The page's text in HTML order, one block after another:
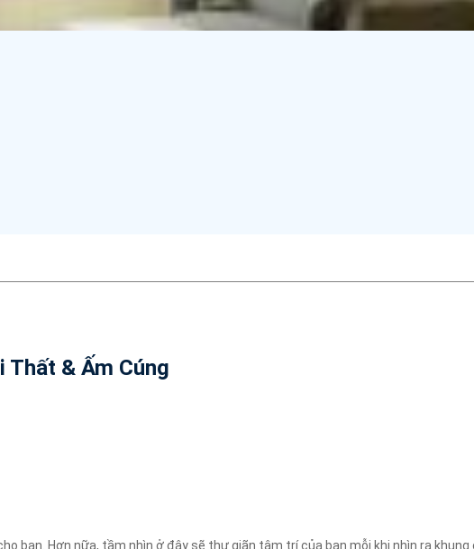
Thất & Ấm Cúng
bạn. Hơn nữa, tầm nhìn ở đây sẽ thư giãn tâm trí của bạn mỗi khi nhìn ra khung